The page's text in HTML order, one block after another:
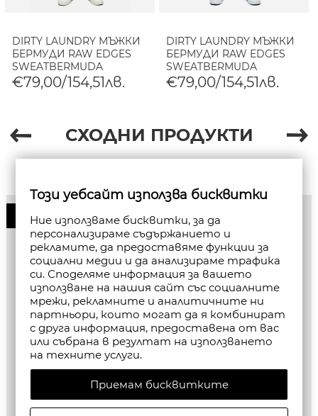
DIRTY LAUNDRY МЪЖКИ
БЕРМУДИ RAW EDGES
SWEATBERMUDA
VINTAGE BLACK
€79,00/154,51лв.
DIRTY LAUNDRY МЪЖКИ
БЕРМУДИ RAW EDGES
SWEATBERMUDA
SHADOW BLUE
€79,00/154,51лв.
СХОДНИ ПРОДУКТИ
50%
Този уебсайт използва бисквитки
Ние използваме бисквитки, за да
персонализираме съдържанието и
рекламите, да предоставяме функции за
социални медии и да анализираме трафика
си. Споделяме информация за вашето
използване на нашия сайт със социалните
мрежи, рекламните и аналитичните ни
партньори, които могат да я комбинират
с друга информация, предоставена от вас
или събрана в резултат на използването
на техните услуги.
Приемам бисквитките